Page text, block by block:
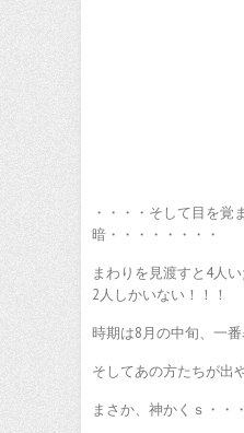
・・・・そして目を覚
暗・・・・・・・・
まわりを見渡すと4人
2人しかいない！！！
時期は8月の中旬、一番
そしてあの方たちが出
まさか、神かくｓ・・・